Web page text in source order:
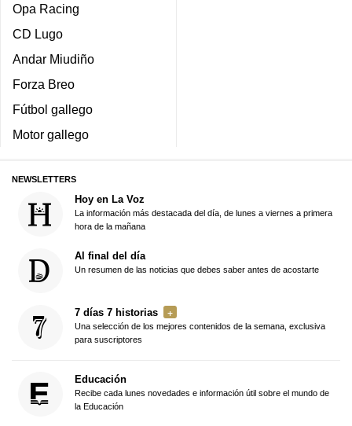
Opa Racing
CD Lugo
Andar Miudiño
Forza Breo
Fútbol gallego
Motor gallego
NEWSLETTERS
Hoy en La Voz
La información más destacada del día, de lunes a viernes a primera
hora de la mañana
Al final del día
Un resumen de las noticias que debes saber antes de acostarte
7 días 7 historias
Una selección de los mejores contenidos de la semana, exclusiva
para suscriptores
Educación
Recibe cada lunes novedades e información útil sobre el mundo de
la Educación